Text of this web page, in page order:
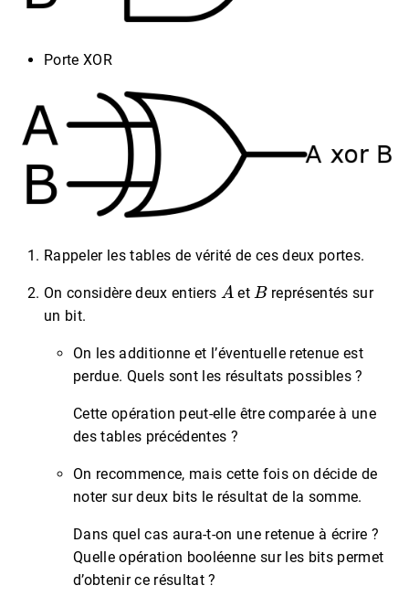
Porte XOR
Rappeler les tables de vérité de ces deux portes.
On considère deux entiers
A
et
B
représentés sur
un bit.
On les additionne et l’éventuelle retenue est
perdue. Quels sont les résultats possibles ?
Cette opération peut-elle être comparée à une
des tables précédentes ?
On recommence, mais cette fois on décide de
noter sur deux bits le résultat de la somme.
Dans quel cas aura-t-on une retenue à écrire ?
Quelle opération booléenne sur les bits permet
d’obtenir ce résultat ?